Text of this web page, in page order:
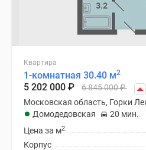
Квартира
1-комнатная 30.40 м2
5 202 000 ₽ 6 845 000₽
Московская область, Горки
Домодедовская
20 мин.
Цена за м2
Корпус